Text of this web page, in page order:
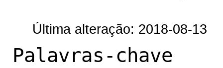
Última alteração: 2018-08-13
Palavras-chave